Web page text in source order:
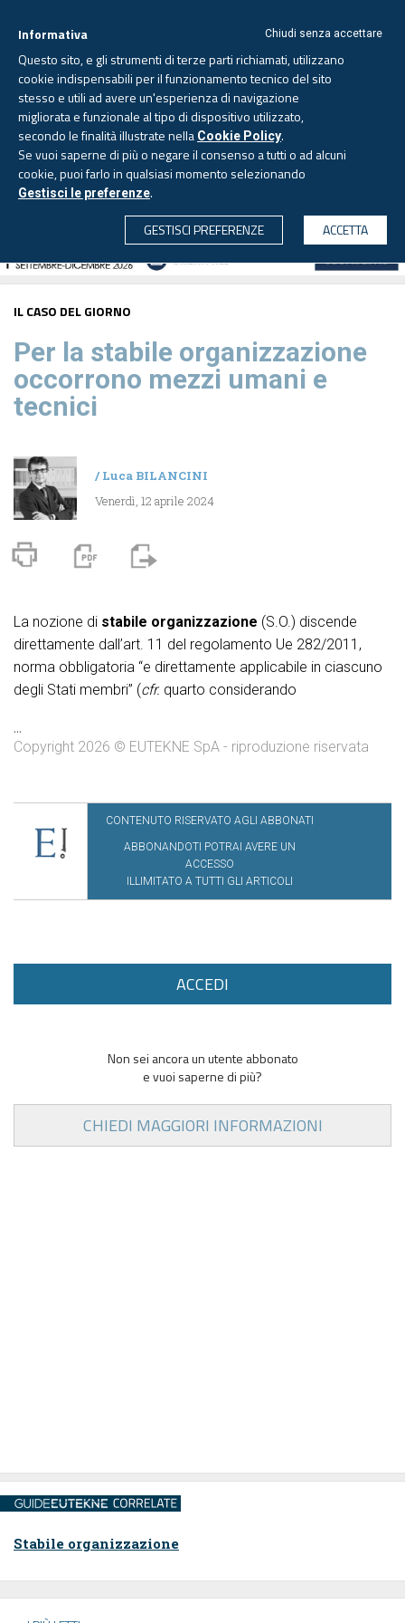
CERCA
Lunedì, 10 agosto 2026 - Aggiornato alle 6.00
IL CASO DEL GIORNO
Per la stabile organizzazione
occorrono mezzi umani e
tecnici
/Luca BILANCINI
Venerdì, 12 aprile 2024
La nozione di stabile organizzazione (S.O.) discende
direttamente dall’art. 11 del regolamento Ue 282/2011,
norma obbligatoria “e direttamente applicabile in ciascuno
degli Stati membri” (cfr. quarto considerando
...
Copyright 2026 © EUTEKNE SpA - riproduzione riservata
CONTENUTO RISERVATO AGLI ABBONATI
ABBONANDOTI POTRAI AVERE UN
ACCESSO
ILLIMITATO A TUTTI GLI ARTICOLI
ACCEDI
Non sei ancora un utente abbonato
e vuoi saperne di più?
CHIEDI MAGGIORI INFORMAZIONI
Stabile organizzazione
Chiudi senza accettare
Informativa
Questo sito, e gli strumenti di terze parti richiamati, utilizzano
cookie indispensabili per il funzionamento tecnico del sito
stesso e utili ad avere un'esperienza di navigazione
migliorata e funzionale al tipo di dispositivo utilizzato,
secondo le finalità illustrate nella Cookie Policy.
Se vuoi saperne di più o negare il consenso a tutti o ad alcuni
cookie, puoi farlo in qualsiasi momento selezionando
Gestisci le preferenze.
GESTISCI PREFERENZE
ACCETTA